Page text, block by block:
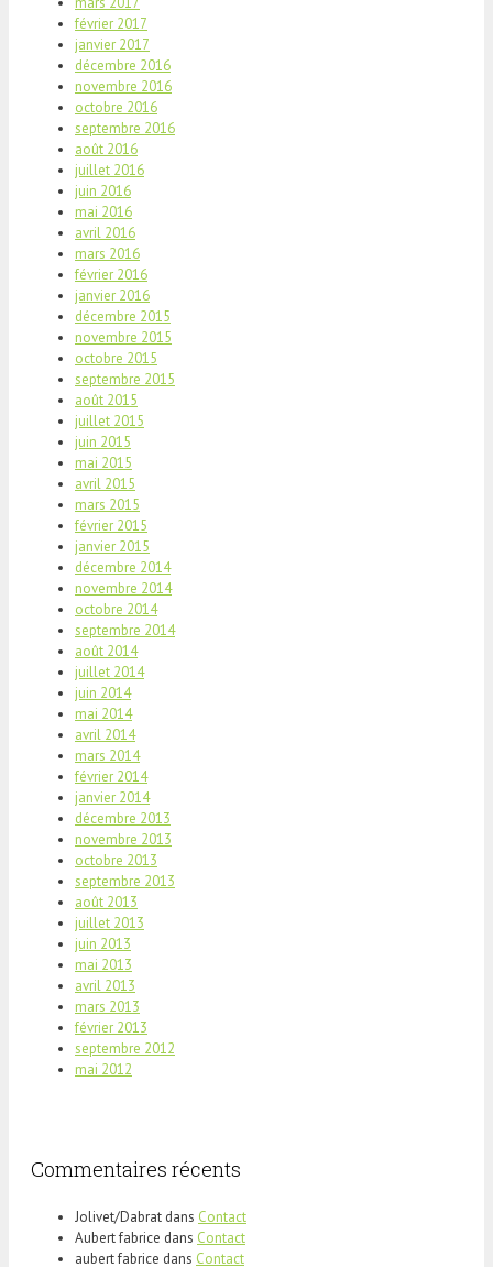
février 2017
janvier 2017
décembre 2016
novembre 2016
octobre 2016
septembre 2016
août 2016
juillet 2016
juin 2016
mai 2016
avril 2016
mars 2016
février 2016
janvier 2016
décembre 2015
novembre 2015
octobre 2015
septembre 2015
août 2015
juillet 2015
juin 2015
mai 2015
avril 2015
mars 2015
février 2015
janvier 2015
décembre 2014
novembre 2014
octobre 2014
septembre 2014
août 2014
juillet 2014
juin 2014
mai 2014
avril 2014
mars 2014
février 2014
janvier 2014
décembre 2013
novembre 2013
octobre 2013
septembre 2013
août 2013
juillet 2013
juin 2013
mai 2013
avril 2013
mars 2013
février 2013
septembre 2012
mai 2012
Commentaires récents
Jolivet/Dabrat dans Contact
Aubert fabrice dans Contact
aubert fabrice dans Contact